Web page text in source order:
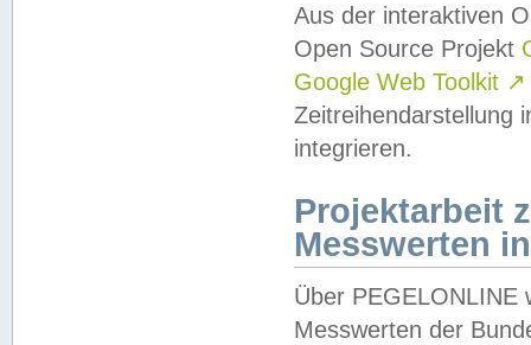
Aus der interaktiven
Open Source Projekt
Google Web Toolkit ↗
Zeitreihendarstellung
integrieren.
Projektarbeit
Messwerten
Über PEGELONLINE
Messwerten der